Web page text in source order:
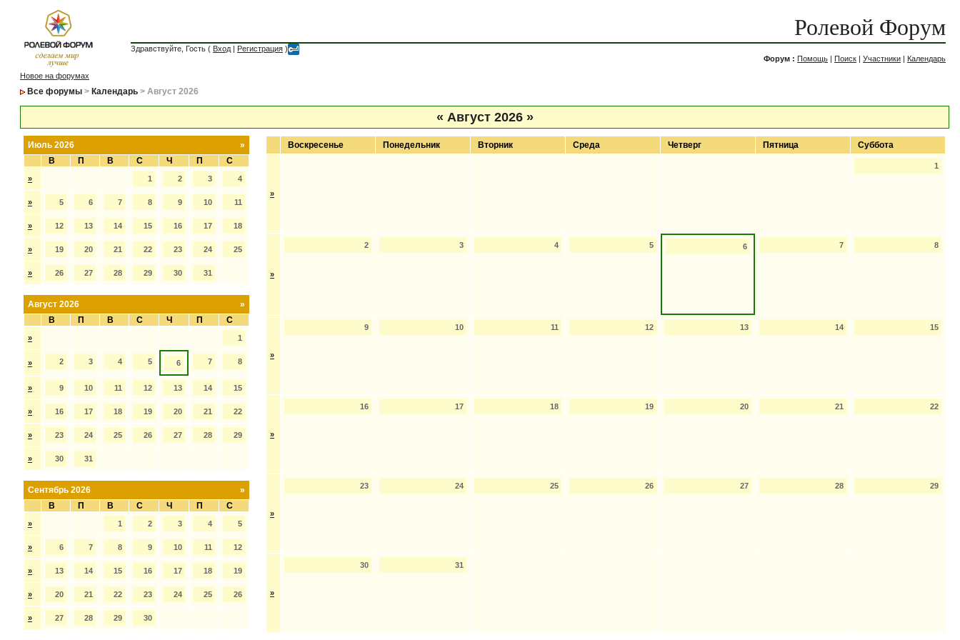
Ролевой Форум
Здравствуйте, Гость ( Вход | Регистрация )
Форум : Помощь | Поиск | Участники | Календарь
Новое на форумах
Все форумы > Календарь > Август 2026
« Август 2026 »
»
Июль 2026
В
П В С Ч П С
» 1 2 3 4
» 5 6 7 8 9 10 11
» 12 13 14 15 16 17 18
» 19 20 21 22 23 24 25
» 26 27 28 29 30 31
»
Август 2026
В
П В С Ч П С
» 1
» 2 3 4 5 6 7 8
» 9 10 11 12 13 14 15
» 16 17 18 19 20 21 22
» 23 24 25 26 27 28 29
» 30 31
»
Сентябрь 2026
В
П В С Ч П С
» 1 2 3 4 5
» 6 7 8 9 10 11 12
» 13 14 15 16 17 18 19
» 20 21 22 23 24 25 26
» 27 28 29 30
Воскресенье Понедельник Вторник Среда Четверг Пятница Суббота
»
1
»
2 3 4 5 6 7 8
»
9 10 11 12 13 14 15
»
16 17 18 19 20 21 22
»
23 24 25 26 27 28 29
»
30 31